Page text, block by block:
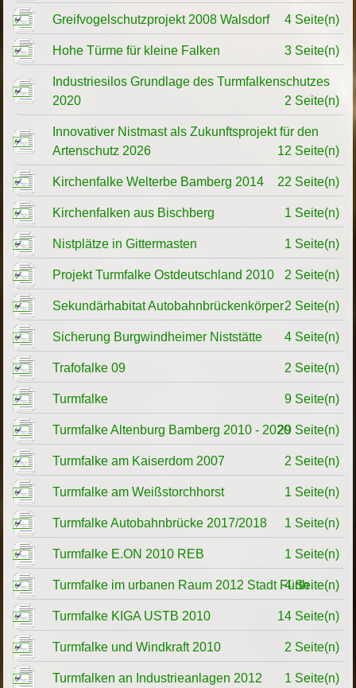
Greifvogelschutzprojekt 2008 Walsdorf 4 Seite(n)
Hohe Türme für kleine Falken 3 Seite(n)
Industriesilos Grundlage des Turmfalkenschutzes
2020
2 Seite(n)
Innovativer Nistmast als Zukunftsprojekt für den
Artenschutz 2026
12 Seite(n)
Kirchenfalke Welterbe Bamberg 2014 22 Seite(n)
Kirchenfalken aus Bischberg 1 Seite(n)
Nistplätze in Gittermasten 1 Seite(n)
Projekt Turmfalke Ostdeutschland 2010 2 Seite(n)
Sekundärhabitat Autobahnbrückenkörper2 Seite(n)
Sicherung Burgwindheimer Niststätte 4 Seite(n)
Trafofalke 09 2 Seite(n)
Turmfalke 9 Seite(n)
Turmfalke Altenburg Bamberg 2010 - 202029 Seite(n)
Turmfalke am Kaiserdom 2007 2 Seite(n)
Turmfalke am Weißstorchhorst 1 Seite(n)
Turmfalke Autobahnbrücke 2017/2018 1 Seite(n)
Turmfalke E.ON 2010 REB 1 Seite(n)
Turmfalke im urbanen Raum 2012 Stadt Fürth4 Seite(n)
Turmfalke KIGA USTB 2010 14 Seite(n)
Turmfalke und Windkraft 2010 2 Seite(n)
Turmfalken an Industrieanlagen 2012 1 Seite(n)